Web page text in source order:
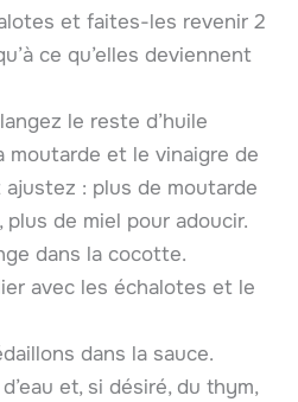
et faites-les revenir 2
ce qu’elles deviennent
le reste d’huile
moutarde et le vinaigre de
: plus de moutarde
plus de miel pour adoucir.
dans la cocotte.
avec les échalotes et le
dans la sauce.
et, si désiré, du thym,